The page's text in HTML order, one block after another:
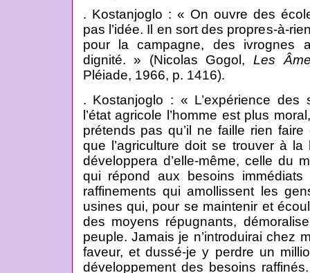
. Kostanjoglo : « On ouvre des
pas l’idée. Il en sort des propres-à-
pour la campagne, des ivrognes
dignité. » (Nicolas Gogol,Les
Pléiade, 1966, p. 1416).
. Kostanjoglo : « L’expérience des
l’état agricole l’homme est plus
prétends pas qu’il ne faille rien faire
que l’agriculture doit se trouver à la
développera d’elle-même, celle du
qui répond aux besoins
raffinements qui amollissent les
usines qui, pour se maintenir et
des moyens répugnants,
peuple. Jamais je n’introduirai chez
faveur, et dussé-je y perdre un
développement des besoins